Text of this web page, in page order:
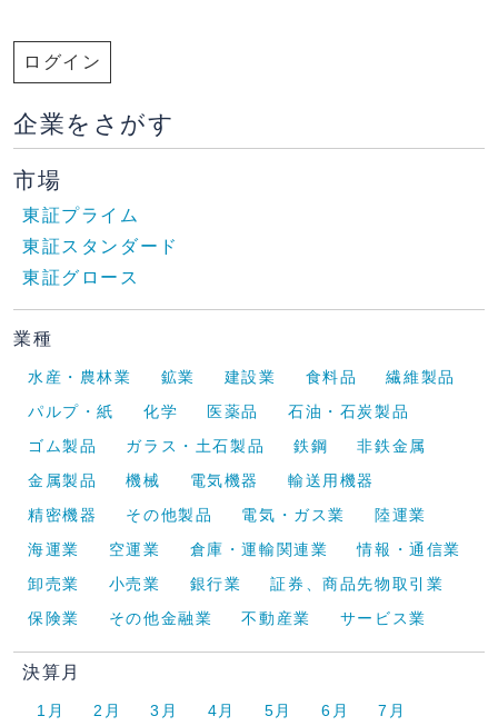
ログイン
企業をさがす
市場
東証プライム
東証スタンダード
東証グロース
業種
水産・農林業 鉱業 建設業 食料品
繊維製品
パルプ・紙
化学 医薬品
石油・石炭製品
ゴム製品
ガラス・土石製品 鉄鋼
非鉄金属
金属製品
機械 電気機器
輸送用機器
精密機器
その他製品 電気・ガス業
陸運業
海運業
空運業 倉庫・運輸関連業
情報・通信業
卸売業
小売業 銀行業
証券、商品先物取引業
保険業
その他金融業 不動産業 サービス業
決算月
1月 2月 3月 4月 5月 6月
7月